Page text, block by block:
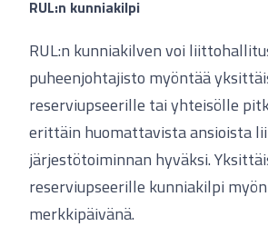
RUL:n kunniakilpi
RUL:n kunniakilven voi
puheenjohtajisto myöntää
reserviupseerille tai yhteisölle
erittäin huomattavista ansioista
järjestötoiminnan hyväksi.
reserviupseerille kunniakilpi
merkkipäivänä.